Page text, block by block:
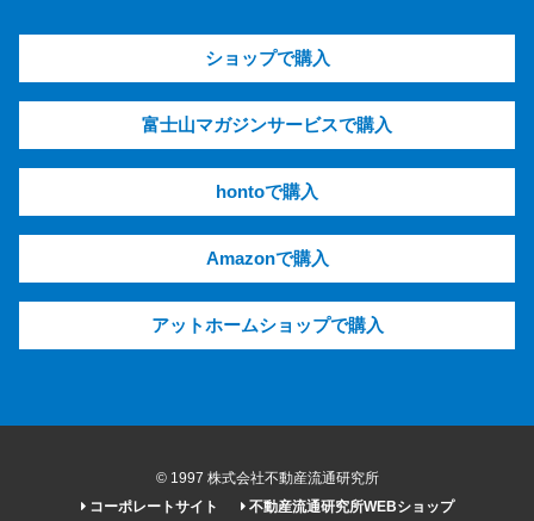
ショップで購入
富士山マガジンサービスで購入
hontoで購入
Amazonで購入
アットホームショップで購入
© 1997 株式会社不動産流通研究所
コーポレートサイト
不動産流通研究所WEBショップ